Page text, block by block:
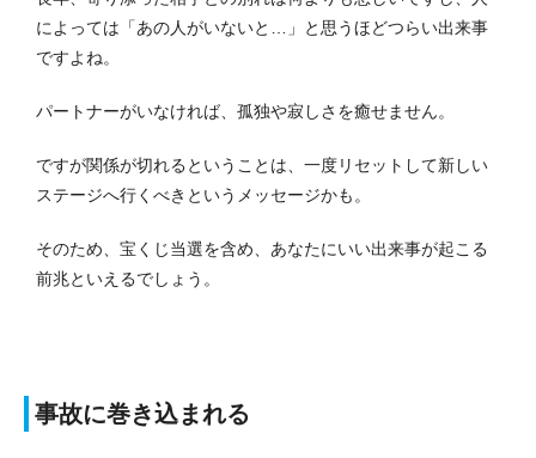
によっては「あの人がいないと…」と思うほどつらい出来事
ですよね。
パートナーがいなければ、孤独や寂しさを癒せません。
ですが関係が切れるということは、一度リセットして新しい
ステージへ行くべきというメッセージかも。
そのため、宝くじ当選を含め、あなたにいい出来事が起こる
前兆といえるでしょう。
事故に巻き込まれる